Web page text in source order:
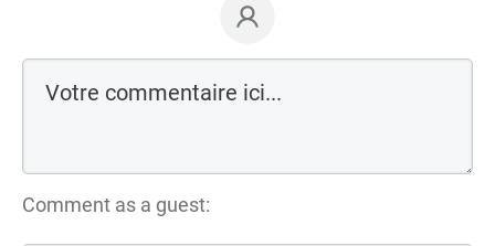
Comment as a guest: